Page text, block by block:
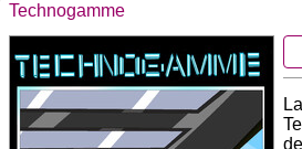
Technogamme